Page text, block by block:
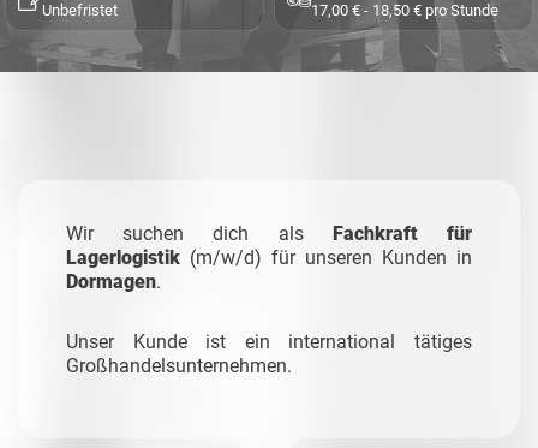
Unbefristet 17,00 € - 18,50 € pro Stunde
Wir suchen dich als Fachkraft für
Lagerlogistik (m/w/d) für unseren Kunden in
Dormagen.
Unser Kunde ist ein international tätiges
Großhandelsunternehmen.